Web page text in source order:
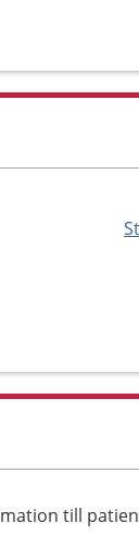
till